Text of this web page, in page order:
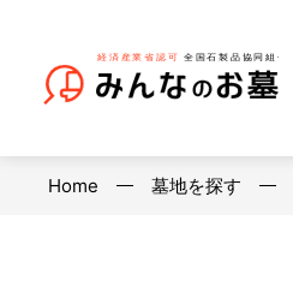
Home 墓地を探す